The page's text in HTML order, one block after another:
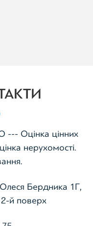
--- Оцінка цінних
нерухомості.
Бердника 1Г,
й поверх